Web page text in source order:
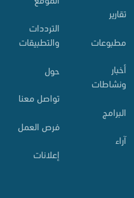
تقارير
مطبوعات
أخبار
ونشاطات
البرامج
آراء
الترددات
والتطبيقات
حول
تواصل معنا
فرص العمل
إعلانات